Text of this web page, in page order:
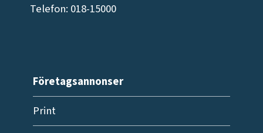
Telefon: 018-15000
Företagsannonser
Print